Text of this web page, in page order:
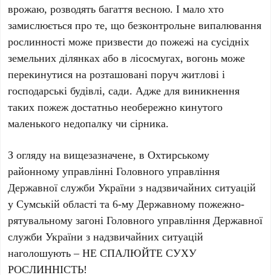
врожаю, розводять багаття весною. І мало хто
замислюється про те, що безконтрольне випалювання
рослинності може призвести до пожежі на сусідніх
земельних ділянках або в лісосмугах, вогонь може
перекинутися на розташовані поруч житлові і
господарські будівлі, сади. Адже для виникнення
таких пожеж достатньо необережно кинутого
маленького недопалку чи сірника.
З огляду на вищезазначене, в Охтирському
районному управлінні Головного управління
Державної служби України з надзвичайних ситуацій
у Сумській області та 6-му Державному пожежно-
рятувальному загоні Головного управління Державної
служби України з надзвичайних ситуацій
наголошують – НЕ СПАЛЮЙТЕ СУХУ
РОСЛИННІСТЬ!